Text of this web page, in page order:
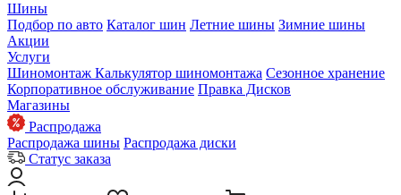
Шины
Подбор по авто Каталог шин Летние шины Зимние шины
Акции
Услуги
Шиномонтаж Калькулятор шиномонтажа Сезонное хранение
Корпоративное обслуживание Правка Дисков
Магазины
Распродажа
Распродажа шины Распродажа диски
Статус заказа